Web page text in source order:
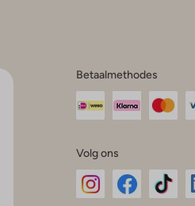
Betaalmethodes
Volg ons